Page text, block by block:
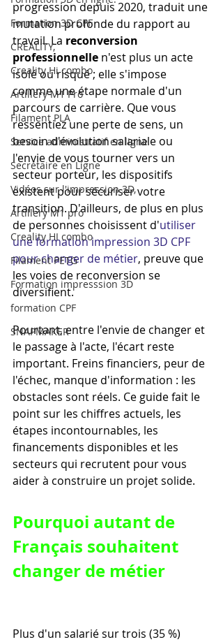
Formation 3D CPF
CREALITY,
Creality Hi combo
Artillery M1 Pro
Filament PLA
Service administratif en ligne
Secrétaire en Ligne
Vidéos sur l'impression 3D,
Artillery M1 pro
Creality HI combo
Filament PETG
Formation impresssion 3D
formation CPF
SNAPMAKER
progression depuis 2020, traduit une
mutation profonde du rapport au
travail. La reconversion
professionnelle n'est plus un acte
isolé ou risqué ; elle s'impose
comme une étape normale d'un
parcours de carrière. Que vous
ressentiez une perte de sens, un
besoin d'évolution salariale ou
l'envie de vous tourner vers un
secteur porteur, les dispositifs
existent pour sécuriser votre
transition. D'ailleurs, de plus en plus
de personnes choisissent d'utiliser
une formation impression 3D CPF
pour changer de métier, preuve que
les voies de reconversion se
diversifient.
Pourtant, entre l'envie de changer et
le passage à l'acte, l'écart reste
important. Freins financiers, peur de
l'échec, manque d'information : les
obstacles sont réels. Ce guide fait le
point sur les chiffres actuels, les
étapes incontournables, les
financements disponibles et les
secteurs qui recrutent pour vous
aider à construire un projet solide.
Pourquoi autant de
Français souhaitent
changer de métier
Plus d'un salarié sur trois (35 %)